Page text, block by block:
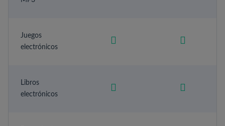
Juegos
electrónicos
Libros
electrónicos